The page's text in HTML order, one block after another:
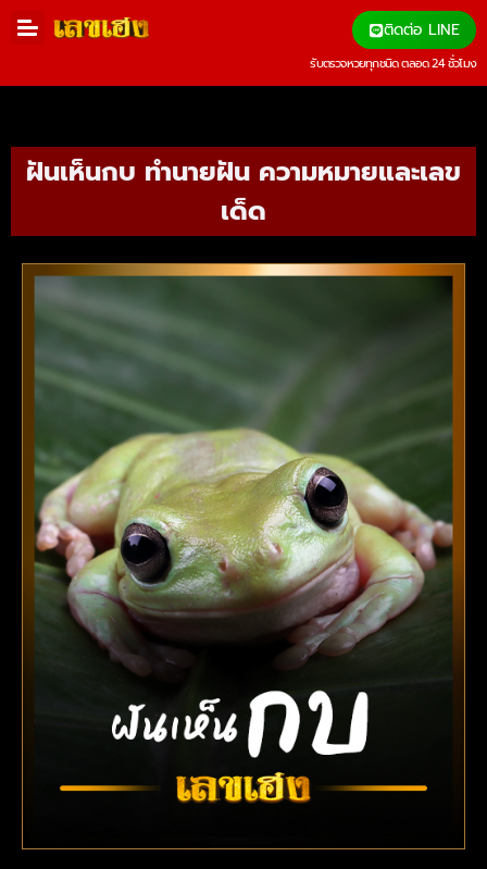
ติดต่อ LINE
รับตรวจหวยทุกชนิด ตลอด 24 ชั่วโมง
ฝันเห็นกบ ทำนายฝัน ความหมายและเลข
เด็ด